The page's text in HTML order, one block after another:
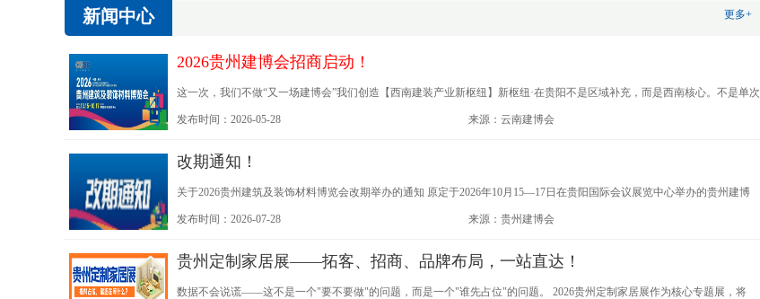
新闻中心 更多+
2026贵州建博会招商启动！
这一次，我们不做“又一场建博会”我们创造【西南建装产业新枢纽】新枢纽·在贵阳不是区域补充，而是西南核心。不是单次
展会，而是长期平台
发布时间：2026-05-28 来源：云南建博会
改期通知！
关于2026贵州建筑及装饰材料博览会改期举办的通知 原定于2026年10月15—17日在贵阳国际会议展览中心举办的贵州建博
会，经组委会审慎研究、综合研判，现决定将展会举办时间调整为2027年3月11—13日，举办地点不变。
发布时间：2026-07-28 来源：贵州建博会
贵州定制家居展——拓客、招商、品牌布局，一站直达！
数据不会说谎——这不是一个"要不要做"的问题，而是一个"谁先占位"的问题。 2026贵州定制家居展作为核心专题展，将